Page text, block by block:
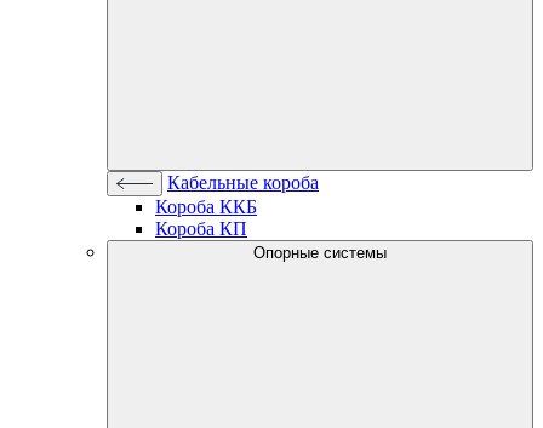
Кабельные короба
Короба ККБ
Короба КП
Опорные системы